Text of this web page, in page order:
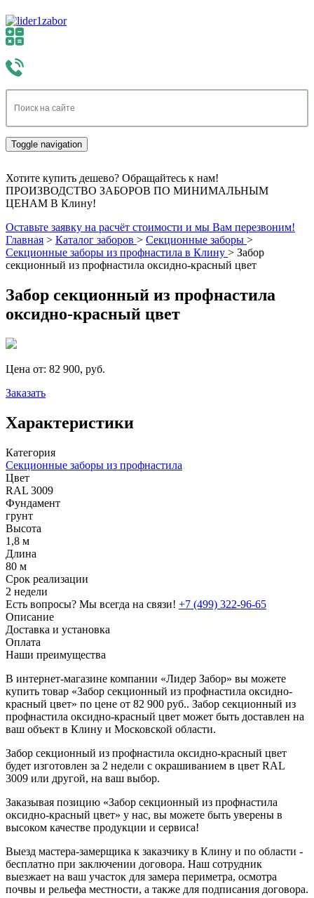
Toggle navigation
Хотите купить дешево? Обращайтесь к нам!
ПРОИЗВОДСТВО ЗАБОРОВ ПО МИНИМАЛЬНЫМ
ЦЕНАМ В Клину!
Оставьте заявку на расчёт стоимости и мы Вам перезвоним!
Главная > Каталог заборов > Секционные заборы >
Секционные заборы из профнастила в Клину > Забор
секционный из профнастила оксидно-красный цвет
Забор секционный из профнастила
оксидно-красный цвет
Цена от: 82 900, руб.
Заказать
Характеристики
Категория
Секционные заборы из профнастила
Цвет
RAL 3009
Фундамент
грунт
Высота
1,8 м
Длина
80 м
Срок реализации
2 недели
Есть вопросы? Мы всегда на связи! +7 (499) 322-96-65
Описание
Доставка и установка
Оплата
Наши преимущества
В интернет-магазине компании «Лидер Забор» вы можете
купить товар «Забор секционный из профнастила оксидно-
красный цвет» по цене от 82 900 руб.. Забор секционный из
профнастила оксидно-красный цвет может быть доставлен на
ваш объект в Клину и Московской области.
Забор секционный из профнастила оксидно-красный цвет
будет изготовлен за 2 недели с окрашиванием в цвет RAL
3009 или другой, на ваш выбор.
Заказывая позицию «Забор секционный из профнастила
оксидно-красный цвет» у нас, вы можете быть уверены в
высоком качестве продукции и сервиса!
Выезд мастера-замерщика к заказчику в Клину и по области -
бесплатно при заключении договора. Наш сотрудник
выезжает на ваш участок для замера периметра, осмотра
почвы и рельефа местности, а также для подписания договора.